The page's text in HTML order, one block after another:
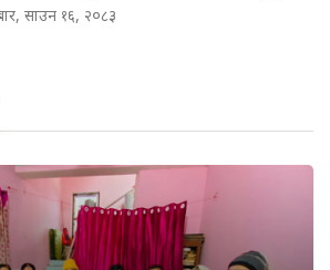
साउन १६, २०८३